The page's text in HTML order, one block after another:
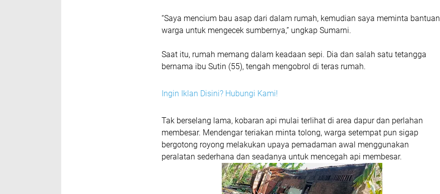
“Saya mencium bau asap dari dalam rumah, kemudian saya meminta bantuan
warga untuk mengecek sumbernya,” ungkap Sumarni.
Saat itu, rumah memang dalam keadaan sepi. Dia dan salah satu tetangga
bernama ibu Sutin (55), tengah mengobrol di teras rumah.
Ingin Iklan Disini? Hubungi Kami!
Tak berselang lama, kobaran api mulai terlihat di area dapur dan perlahan
membesar. Mendengar teriakan minta tolong, warga setempat pun sigap
bergotong royong melakukan upaya pemadaman awal menggunakan
peralatan sederhana dan seadanya untuk mencegah api membesar.